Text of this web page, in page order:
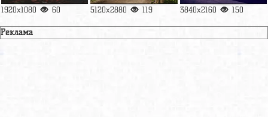
1920x1080 60 5120x2880 119 3840x2160 150
Реклама